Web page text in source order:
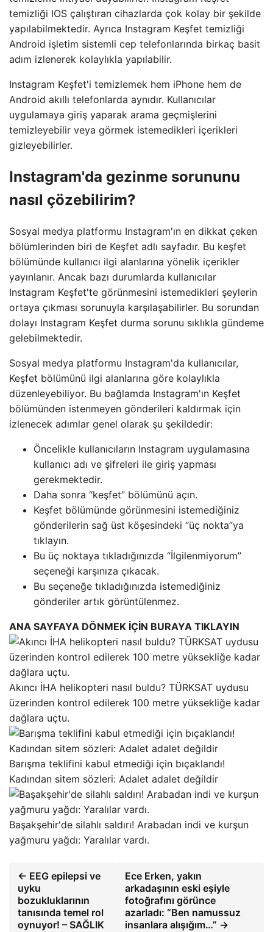
temizliği IOS çalıştıran cihazlarda çok kolay bir şekilde
yapılabilmektedir. Ayrıca Instagram Keşfet temizliği
Android işletim sistemli cep telefonlarında birkaç basit
adım izlenerek kolaylıkla yapılabilir.
Instagram Keşfet'i temizlemek hem iPhone hem de
Android akıllı telefonlarda aynıdır. Kullanıcılar
uygulamaya giriş yaparak arama geçmişlerini
temizleyebilir veya görmek istemedikleri içerikleri
gizleyebilirler.
Instagram'da gezinme sorununu
nasıl çözebilirim?
Sosyal medya platformu Instagram'ın en dikkat çeken
bölümlerinden biri de Keşfet adlı sayfadır. Bu keşfet
bölümünde kullanıcı ilgi alanlarına yönelik içerikler
yayınlanır. Ancak bazı durumlarda kullanıcılar
Instagram Keşfet'te görünmesini istemedikleri şeylerin
ortaya çıkması sorunuyla karşılaşabilirler. Bu sorundan
dolayı Instagram Keşfet durma sorunu sıklıkla gündeme
gelebilmektedir.
Sosyal medya platformu Instagram'da kullanıcılar,
Keşfet bölümünü ilgi alanlarına göre kolaylıkla
düzenleyebiliyor. Bu bağlamda Instagram'ın Keşfet
bölümünden istenmeyen gönderileri kaldırmak için
izlenecek adımlar genel olarak şu şekildedir:
Öncelikle kullanıcıların Instagram uygulamasına
kullanıcı adı ve şifreleri ile giriş yapması
gerekmektedir.
Daha sonra “keşfet” bölümünü açın.
Keşfet bölümünde görünmesini istemediğiniz
gönderilerin sağ üst köşesindeki “üç nokta”ya
tıklayın.
Bu üç noktaya tıkladığınızda “İlgilenmiyorum”
seçeneği karşınıza çıkacak.
Bu seçeneğe tıkladığınızda istemediğiniz
gönderiler artık görüntülenmez.
ANA SAYFAYA DÖNMEK İÇİN BURAYA TIKLAYIN
Akıncı İHA helikopteri nasıl buldu? TÜRKSAT uydusu
üzerinden kontrol edilerek 100 metre yüksekliğe kadar
dağlara uçtu.
Barışma teklifini kabul etmediği için bıçaklandı!
Kadından sitem sözleri: Adalet adalet değildir
Başakşehir'de silahlı saldırı! Arabadan indi ve kurşun
yağmuru yağdı: Yaralılar vardı.
← EEG epilepsi ve
uyku
bozukluklarının
tanısında temel rol
oynuyor! – SAĞLIK
Ece Erken, yakın
arkadaşının eski eşiyle
fotoğrafını görünce
azarladı: “Ben namussuz
insanlara alışığım…” →